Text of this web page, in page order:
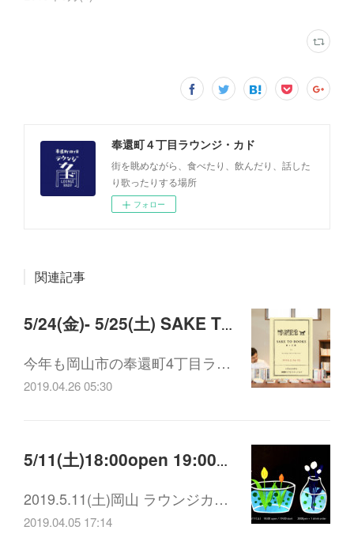
奉還町４丁目ラウンジ・カド
街を眺めながら、食べたり、飲んだり、話した
り歌ったりする場所
フォロー
関連記事
5/24(金)- 5/25(土) SAKE TO BOOKS / ランチと本のお話会/COFFEE TO BOOKS
今年も岡山市の奉還町4丁目ラ…
2019.04.26 05:30
5/11(土)18:00open 19:00start さとうもか・森脇ひとみ「パーティー」
2019.5.11(土)岡山 ラウンジカ…
2019.04.05 17:14